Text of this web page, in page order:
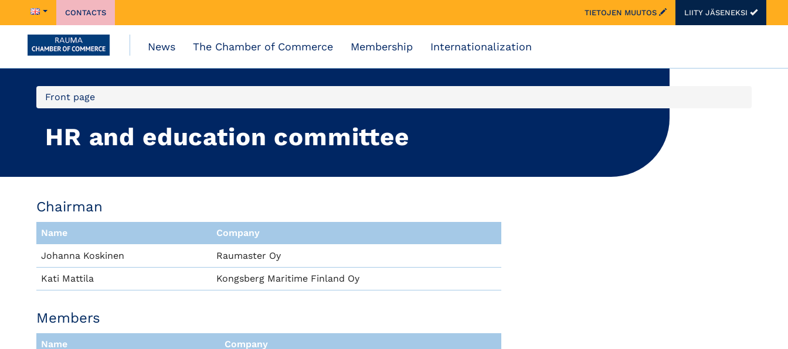
CONTACTS TIETOJEN MUUTOS LIITY JÄSENEKSI
News The Chamber of Commerce Membership Internationalization
Front page
HR and education committee
Chairman
Name Company
Johanna Koskinen Raumaster Oy
Kati Mattila Kongsberg Maritime Finland Oy
Members
Name Company